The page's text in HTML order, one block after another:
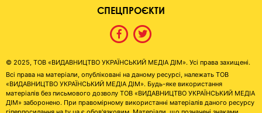
СПЕЦПРОЄКТИ
© 2025, ТОВ «ВИДАВНИЦТВО УКРАЇНСЬКИЙ МЕДІА ДІМ». Усі права захищені.
Всі права на матеріали, опубліковані на даному ресурсі, належать ТОВ
«ВИДАВНИЦТВО УКРАЇНСЬКИЙ МЕДІА ДІМ». Будь-яке використання
матеріалів без письмового дозволу ТОВ «ВИДАВНИЦТВО УКРАЇНСЬКИЙ МЕДІА
ДІМ» заборонено. При правомірному використанні матеріалів даного ресурсу